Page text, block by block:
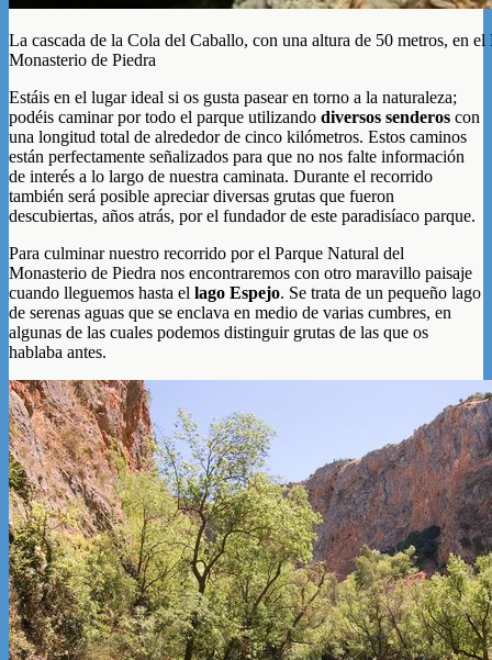
La cascada de la Cola del Caballo, con una altura de 50 metros, en
Monasterio de Piedra
Estáis en el lugar ideal si os gusta pasear en torno a la naturaleza;
podéis caminar por todo el parque utilizando diversos senderos con
una longitud total de alrededor de cinco kilómetros. Estos caminos
están perfectamente señalizados para que no nos falte información
de interés a lo largo de nuestra caminata. Durante el recorrido
también será posible apreciar diversas grutas que fueron
descubiertas, años atrás, por el fundador de este paradisíaco parque.
Para culminar nuestro recorrido por el Parque Natural del
Monasterio de Piedra nos encontraremos con otro maravillo paisaje
cuando lleguemos hasta el lago Espejo. Se trata de un pequeño lago
de serenas aguas que se enclava en medio de varias cumbres, en
algunas de las cuales podemos distinguir grutas de las que os
hablaba antes.